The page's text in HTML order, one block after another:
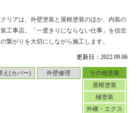
更新日：2022.09.06
え(カバー) 外壁修理
その他塗装
屋根塗装
樋塗装
外構・エクス
リアは、外壁塗装と屋根塗装のほか、内装の
工事店。「一度きりにならない仕事」を信念
繋がりを大切にしながら施工します。